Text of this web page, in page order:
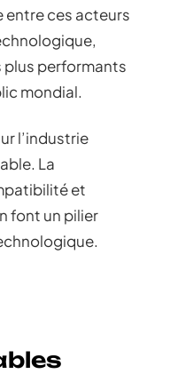
entre ces acteurs
performants
mondial.
l’industrie
La
et
font un pilier